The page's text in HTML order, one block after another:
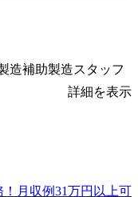
造補助製造スタッフ
詳細を表示